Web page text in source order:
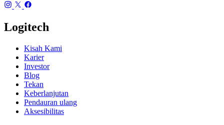
Logitech
Kisah Kami
Karier
Investor
Blog
Tekan
Keberlanjutan
Pendauran ulang
Aksesibilitas